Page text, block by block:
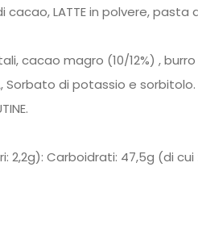
LATTE in polvere,
cacao magro (10/12%) , burro
Sorbato di potassio e sorbitolo.
2,2g): Carboidrati: 47,5g (di cui